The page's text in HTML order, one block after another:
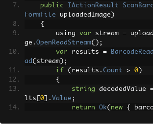
public
IActionResult
FormFile uploadedImage )
{
        using
var stream =
ge . OpenReadStream();
var results =
ad ( stream );
if
( results . Count > 0 )
{
string decodedValue
lts
0 ]. Value ;
return
Ok( new {